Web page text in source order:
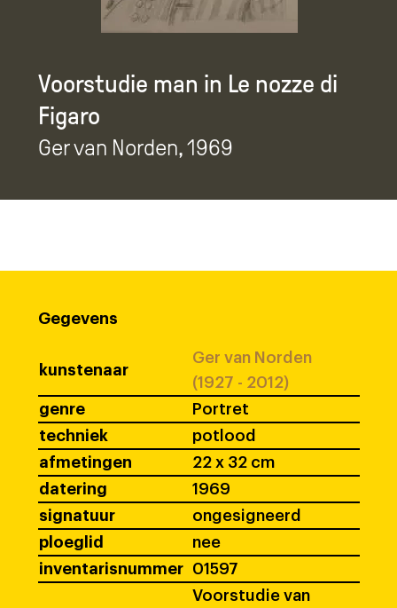
Voorstudie man in Le nozze di
Figaro
Ger van Norden, 1969
Gegevens
kunstenaar
Ger van Norden
(1927 - 2012)
genre
Portret
techniek
potlood
afmetingen
22 x 32 cm
datering
1969
signatuur
ongesigneerd
ploeglid
nee
inventarisnummer
01597
Voorstudie van